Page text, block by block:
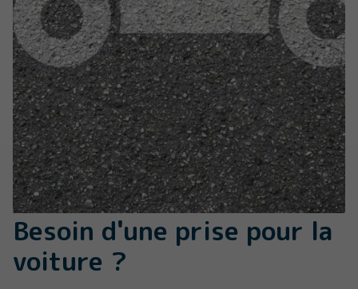
Besoin d'une prise pour la
voiture ?